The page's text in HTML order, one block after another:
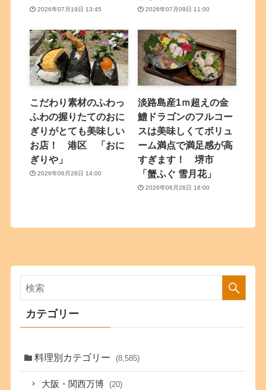
2026年07月19日 13:45 2026年07月09日 11:00
こだわり素材のふわっ
ふわの握りたてのおに
ぎりがとても美味しい
お店！ 港区 「おに
ぎりや」
2026年06月28日 14:00
淡路島産1ｍ超えの金
鱧ドラゴンのフルコー
スは美味しくてボリュ
ーム満点で満足感が高
すぎます！ 堺市
「蟹ふぐ 雪月花」
2026年06月26日 16:00
カテゴリー
料理別カテゴリー (8,585)
大阪・関西万博 (20)